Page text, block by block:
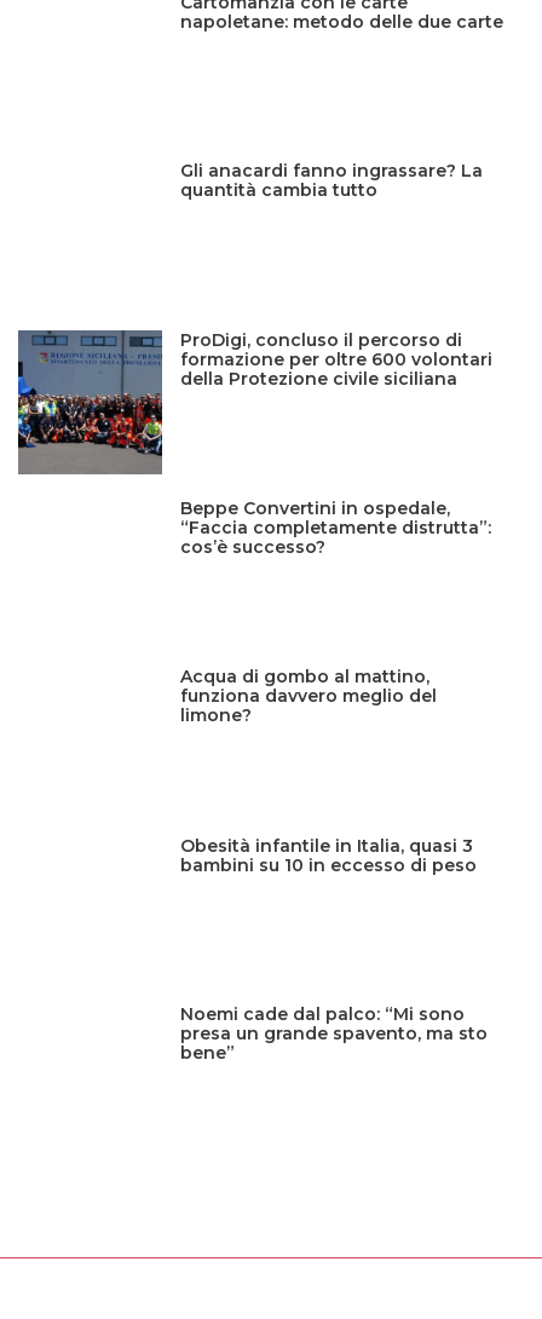
napoletane: metodo delle due carte
Gli anacardi fanno ingrassare? La
quantità cambia tutto
ProDigi, concluso il percorso di
formazione per oltre 600 volontari
della Protezione civile siciliana
Beppe Convertini in ospedale,
“Faccia completamente distrutta”:
cos’è successo?
Acqua di gombo al mattino,
funziona davvero meglio del
limone?
Obesità infantile in Italia, quasi 3
bambini su 10 in eccesso di peso
Noemi cade dal palco: “Mi sono
presa un grande spavento, ma sto
bene”